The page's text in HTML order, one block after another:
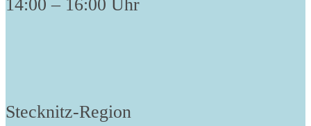
14:00 – 16:00 Uhr
Stecknitz-Region